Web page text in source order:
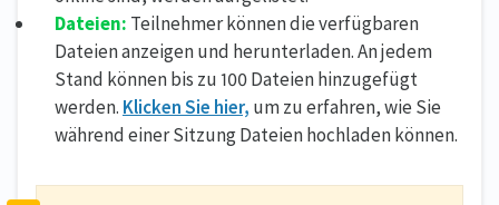
Dateien: Teilnehmer können die verfügbaren
Dateien anzeigen und herunterladen. An jedem
Stand können bis zu 100 Dateien hinzugefügt
werden. Klicken Sie hier, um zu erfahren, wie Sie
während einer Sitzung Dateien hochladen können.